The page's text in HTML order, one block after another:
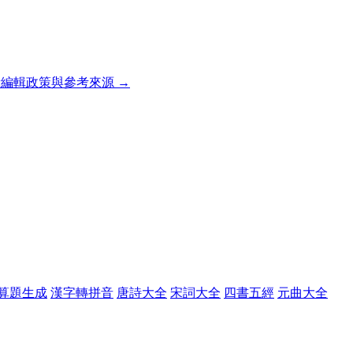
輯政策與參考來源 →
題生成 漢字轉拼音 唐詩大全 宋詞大全 四書五經 元曲大全